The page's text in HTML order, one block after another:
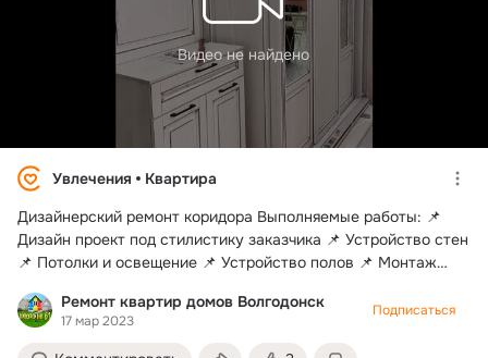
Видео не найдено
Увлечения
Квартира
Дизайнерский ремонт коридора Выполняемые работы: 📌
Дизайн проект под стилистику заказчика 📌 Устройство стен
📌 Потолки и освещение 📌 Устройство полов 📌 Монтаж
#квартира_профремонт61 #ремонтквартиры
#квартираремонт #ремонтквартирволгодонск
#kvartiraremont #remontkvartir #profremont61
Ремонт квартир домов Волгодонск
17 мар 2023
Подписаться